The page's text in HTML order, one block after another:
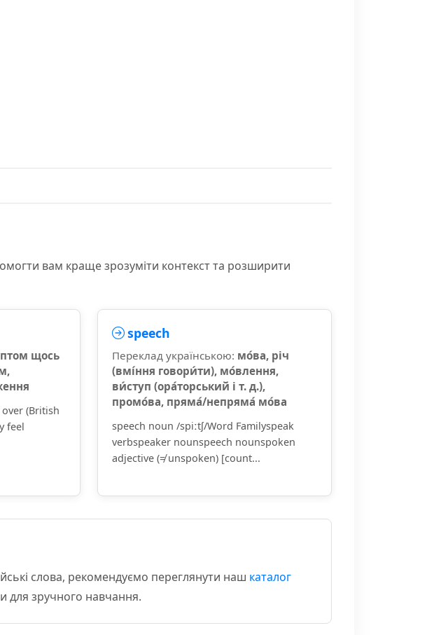
вам краще зрозуміти контекст та розширити
щось
(British
feel
speech
Переклад українською: мо́ва, річ
(вмі́ння говори́ти), мо́влення,
ви́ступ (ора́торський і т. д.),
промо́ва, пряма́/непряма́ мо́ва
speech noun /spiːtʃ/Word Familyspeak
verbspeaker nounspeech nounspoken
adjective (≠ unspoken) [count...
слова, рекомендуємо переглянути наш каталог
для зручного навчання.